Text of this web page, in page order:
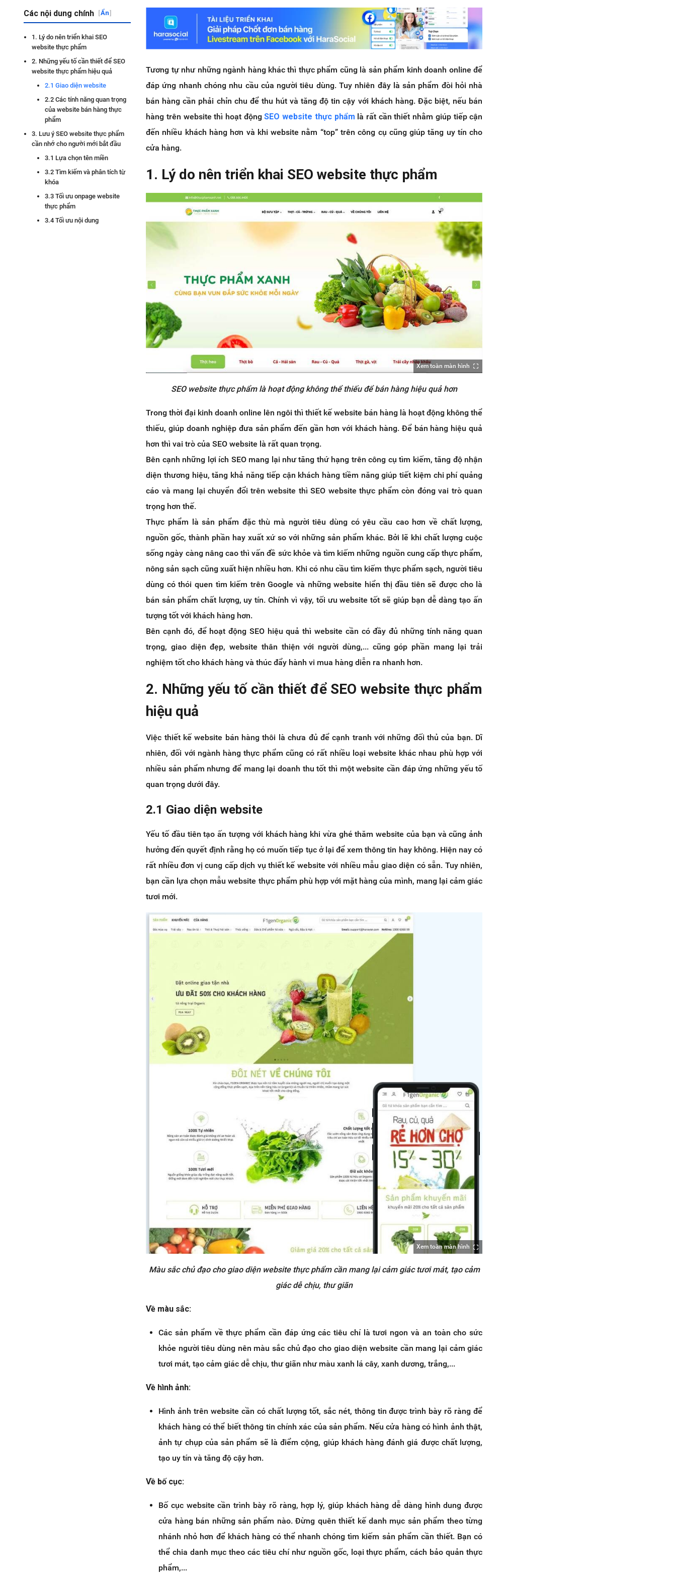
Các nội dung chính [Ẩn]
1. Lý do nên triển khai SEO
website thực phẩm
2. Những yếu tố cần thiết để SEO
website thực phẩm hiệu quả
2.1 Giao diện website
2.2 Các tính năng quan trọng
của website bán hàng thực
phẩm
3. Lưu ý SEO website thực phẩm
cần nhớ cho người mới bắt đầu
3.1 Lựa chọn tên miền
3.2 Tìm kiếm và phân tích từ
khóa
3.3 Tối ưu onpage website
thực phẩm
3.4 Tối ưu nội dung
Tương tự như những ngành hàng khác thì thực phẩm cũng là sản phẩm kinh doanh online để
đáp ứng nhanh chóng nhu cầu của người tiêu dùng. Tuy nhiên đây là sản phẩm đòi hỏi nhà
bán hàng cần phải chỉn chu để thu hút và tăng độ tin cậy với khách hàng. Đặc biệt, nếu bán
hàng trên website thì hoạt độngSEO website thực phẩm là rất cần thiết nhằm giúp tiếp cận
đến nhiều khách hàng hơn và khi website nằm “top” trên công cụ cũng giúp tăng uy tín cho
cửa hàng.
1. Lý do nên triển khai SEO website thực phẩm
Xem toàn màn hình
SEO website thực phẩm là hoạt động không thể thiếu để bán hàng hiệu quả hơn
Trong thời đại kinh doanh online lên ngôi thì thiết kế website bán hàng là hoạt động không thể
thiếu, giúp doanh nghiệp đưa sản phẩm đến gần hơn với khách hàng. Để bán hàng hiệu quả
hơn thì vai trò của SEO website là rất quan trọng.
Bên cạnh những lợi ích SEO mang lại như tăng thứ hạng trên công cụ tìm kiếm, tăng độ nhận
diện thương hiệu, tăng khả năng tiếp cận khách hàng tiềm năng giúp tiết kiệm chi phí quảng
cáo và mang lại chuyển đổi trên website thì SEO website thực phẩm còn đóng vai trò quan
trọng hơn thế.
Thực phẩm là sản phẩm đặc thù mà người tiêu dùng có yêu cầu cao hơn về chất lượng,
nguồn gốc, thành phần hay xuất xứ so với những sản phẩm khác. Bởi lẽ khi chất lượng cuộc
sống ngày càng nâng cao thì vấn đề sức khỏe và tìm kiếm những nguồn cung cấp thực phẩm,
nông sản sạch cũng xuất hiện nhiều hơn. Khi có nhu cầu tìm kiếm thực phẩm sạch, người tiêu
dùng có thói quen tìm kiếm trên Google và những website hiển thị đầu tiên sẽ được cho là
bán sản phẩm chất lượng, uy tín. Chính vì vậy, tối ưu website tốt sẽ giúp bạn dễ dàng tạo ấn
tượng tốt với khách hàng hơn.
Bên cạnh đó, để hoạt động SEO hiệu quả thì website cần có đầy đủ những tính năng quan
trọng, giao diện đẹp, website thân thiện với người dùng,... cũng góp phần mang lại trải
nghiệm tốt cho khách hàng và thúc đẩy hành vi mua hàng diễn ra nhanh hơn.
2. Những yếu tố cần thiết để SEO website thực phẩm
hiệu quả
Việc thiết kế website bán hàng thôi là chưa đủ để cạnh tranh với những đối thủ của bạn. Dĩ
nhiên, đối với ngành hàng thực phẩm cũng có rất nhiều loại website khác nhau phù hợp với
nhiều sản phẩm nhưng để mang lại doanh thu tốt thì một website cần đáp ứng những yếu tố
quan trọng dưới đây.
2.1 Giao diện website
Yếu tố đầu tiên tạo ấn tượng với khách hàng khi vừa ghé thăm website của bạn và cũng ảnh
hưởng đến quyết định rằng họ có muốn tiếp tục ở lại để xem thông tin hay không. Hiện nay có
rất nhiều đơn vị cung cấp dịch vụ thiết kế website với nhiều mẫu giao diện có sẵn. Tuy nhiên,
bạn cần lựa chọn mẫu website thực phẩm phù hợp với mặt hàng của mình, mang lại cảm giác
tươi mới.
Xem toàn màn hình
Màu sắc chủ đạo cho giao diện website thực phẩm cần mang lại cảm giác tươi mát, tạo cảm
giác dễ chịu, thư giãn
Về màu sắc:
Các sản phẩm về thực phẩm cần đáp ứng các tiêu chí là tươi ngon và an toàn cho sức
khỏe người tiêu dùng nên màu sắc chủ đạo cho giao diện website cần mang lại cảm giác
tươi mát, tạo cảm giác dễ chịu, thư giãn như màu xanh lá cây, xanh dương, trắng,...
Về hình ảnh:
Hình ảnh trên website cần có chất lượng tốt, sắc nét, thông tin được trình bày rõ ràng để
khách hàng có thể biết thông tin chính xác của sản phẩm. Nếu cửa hàng có hình ảnh thật,
ảnh tự chụp của sản phẩm sẽ là điểm cộng, giúp khách hàng đánh giá được chất lượng,
tạo uy tín và tăng độ cậy hơn.
Về bố cục:
Bố cục website cần trình bày rõ ràng, hợp lý, giúp khách hàng dễ dàng hình dung được
cửa hàng bán những sản phẩm nào. Đừng quên thiết kế danh mục sản phẩm theo từng
nhánh nhỏ hơn để khách hàng có thể nhanh chóng tìm kiếm sản phẩm cần thiết. Bạn có
thể chia danh mục theo các tiêu chí như nguồn gốc, loại thực phẩm, cách bảo quản thực
phẩm,...